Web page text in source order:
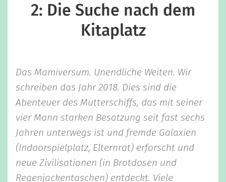
2: Die Suche nach dem
Kitaplatz
Das Mamiversum. Unendliche Weiten. Wir
schreiben das Jahr 2018. Dies sind die
Abenteuer des Mutterschiffs, das mit seiner
vier Mann starken Besatzung seit fast sechs
Jahren unterwegs ist und fremde Galaxien
(Indoorspielplatz, Elternrat) erforscht und
neue Zivilisationen (in Brotdosen und
Regenjackentaschen) entdeckt. Viele